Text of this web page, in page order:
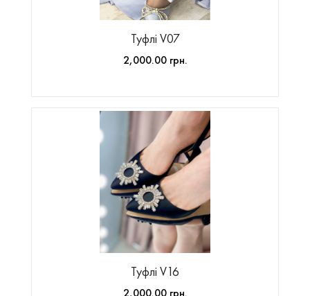
Туфлі V07
2,000.00 грн.
Туфлі V16
2,000.00 грн.